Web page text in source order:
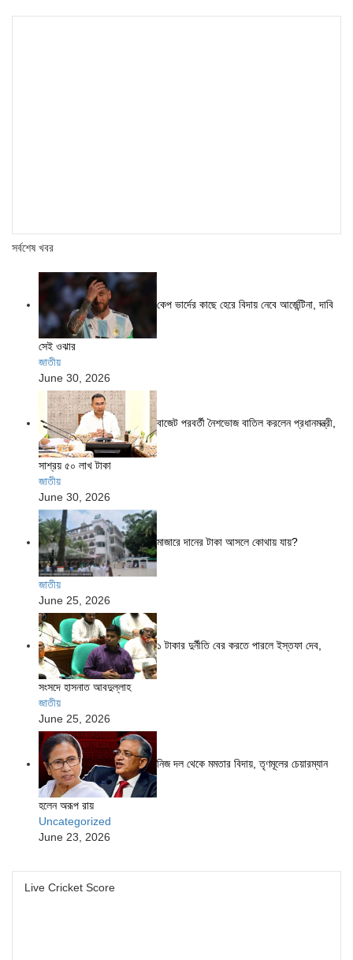
সর্বশেষ খবর
কেপ ভার্দের কাছে হেরে বিদায় নেবে আর্জেন্টিনা, দাবি
সেই ওঝার
জাতীয়
June 30, 2026
বাজেট পরবর্তী নৈশভোজ বাতিল করলেন প্রধানমন্ত্রী,
সাশ্রয় ৫০ লাখ টাকা
জাতীয়
June 30, 2026
মাজারে দানের টাকা আসলে কোথায় যায়?
জাতীয়
June 25, 2026
১ টাকার দুর্নীতি বের করতে পারলে ইস্তফা দেব,
সংসদে হাসনাত আবদুল্লাহ
জাতীয়
June 25, 2026
নিজ দল থেকে মমতার বিদায়, তৃণমূলের চেয়ারম্যান
হলেন অরূপ রায়
Uncategorized
June 23, 2026
Live Cricket Score